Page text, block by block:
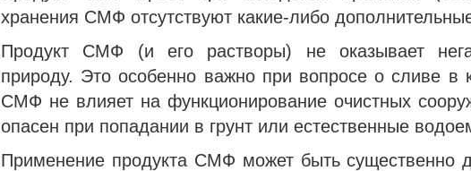
хранения СМФ отсутствуют какие-либо
Продукт СМФ (и его растворы) не оказывает
природу. Это особенно важно при вопросе о сливе в
СМФ не влияет на функционирование очистных
опасен при попадании в грунт или естественные
Применение продукта СМФ может быть существенно